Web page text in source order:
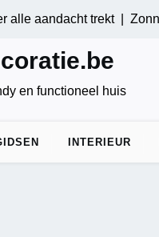
trekt |
en functioneel huis
INTERIEUR